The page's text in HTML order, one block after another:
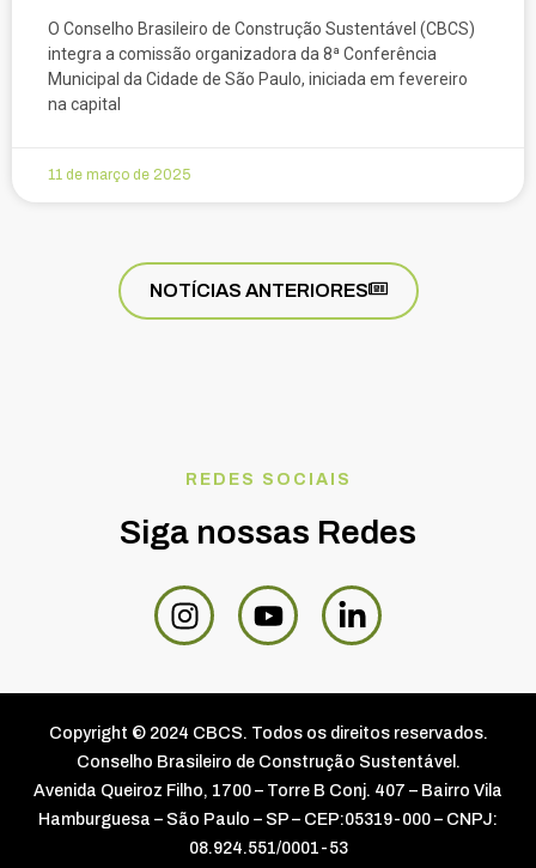
O Conselho Brasileiro de Construção Sustentável (CBCS)
integra a comissão organizadora da 8ª Conferência
Municipal da Cidade de São Paulo, iniciada em fevereiro
na capital
11 de março de 2025
NOTÍCIAS ANTERIORES
REDES SOCIAIS
Siga nossas Redes
Copyright © 2024 CBCS. Todos os direitos reservados.
Conselho Brasileiro de Construção Sustentável.
Avenida Queiroz Filho, 1700 – Torre B Conj. 407 – Bairro Vila
Hamburguesa – São Paulo – SP – CEP:05319-000 – CNPJ:
08.924.551/0001-53